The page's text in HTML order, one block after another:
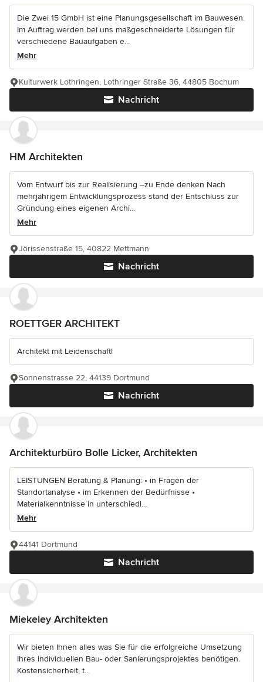
Die Zwei 15 GmbH ist eine Planungsgesellschaft im Bauwesen.
Im Auftrag werden bei uns maßgeschneiderte Lösungen für
verschiedene Bauaufgaben e...
Mehr
Nachricht
Kulturwerk Lothringen, Lothringer Straße 36, 44805 Bochum
HM Architekten
Vom Entwurf bis zur Realisierung –zu Ende denken Nach
mehrjährigem Entwicklungsprozess stand der Entschluss zur
Gründung eines eigenen Archi...
Mehr
Nachricht
Jörissenstraße 15, 40822 Mettmann
ROETTGER ARCHITEKT
Architekt mit Leidenschaft!
Nachricht
Sonnenstrasse 22, 44139 Dortmund
Architekturbüro Bolle Licker, Architekten
LEISTUNGEN Beratung & Planung: • in Fragen der
Standortanalyse • im Erkennen der Bedürfnisse •
Materialkenntnisse in unterschiedl...
Mehr
Nachricht
44141 Dortmund
Miekeley Architekten
Wir bieten Ihnen alles was Sie für die erfolgreiche Umsetzung
Ihres individuellen Bau- oder Sanierungsprojektes benötigen.
Kostensicherheit, t...